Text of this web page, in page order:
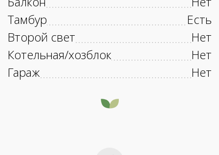
Тамбур
Есть
Второй свет
Нет
Котельная/хозблок
Нет
Гараж
Нет